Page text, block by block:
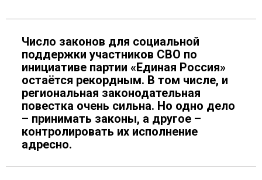
Число законов для социальной
поддержки участников СВО по
инициативе партии «Единая Россия»
остаётся рекордным. В том числе, и
региональная законодательная
повестка очень сильна. Но одно дело
– принимать законы, а другое –
контролировать их исполнение
адресно.